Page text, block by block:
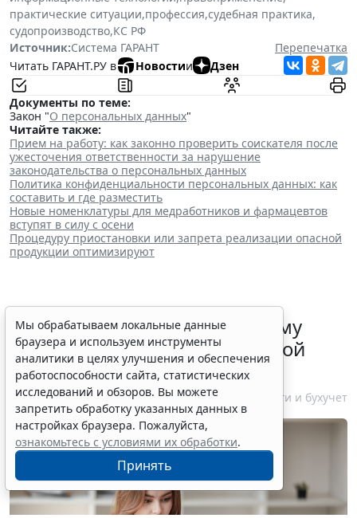
практические ситуации,профессия,судебная практика,
судопроизводство,КС РФ
Источник:Система ГАРАНТ
Перепечатка
Читать ГАРАНТ.РУ в
Новостии Дзен
Документы по теме:
Закон "О персональных данных"
Читайте также:
Прием на работу: как законно проверить соискателя после
ужесточения ответственности за нарушение
законодательства о персональных данных
Политика конфиденциальности персональных данных: как
составить и где разместить
Новые номенклатуры для медработников и фармацевтов
вступят в силу с осени
Процедуру приостановки или запрета реализации опасной
продукции оптимизируют
ФНС России рассказала малому
бизнесу о порядке упрощенной
ликвидации компании
7 августа 2026 18:16 Налоги и бухучет
Мы обрабатываем локальные данные
браузера и используем инструменты
аналитики в целях улучшения и обеспечения
работоспособности сайта, статистических
исследований и обзоров. Вы можете
запретить обработку указанных данных в
настройках браузера. Пожалуйста,
ознакомьтесь с условиями их обработки.
Принять